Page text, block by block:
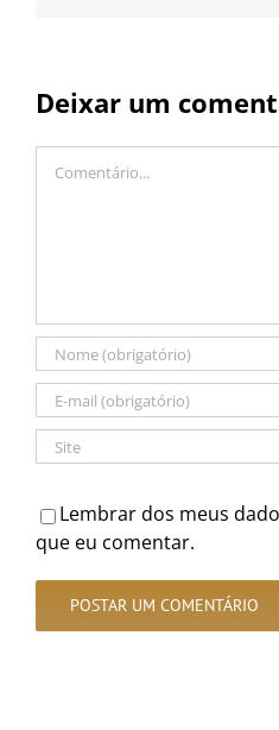
Deixar um
Comentário
Lembrar dos meus
que eu comentar.